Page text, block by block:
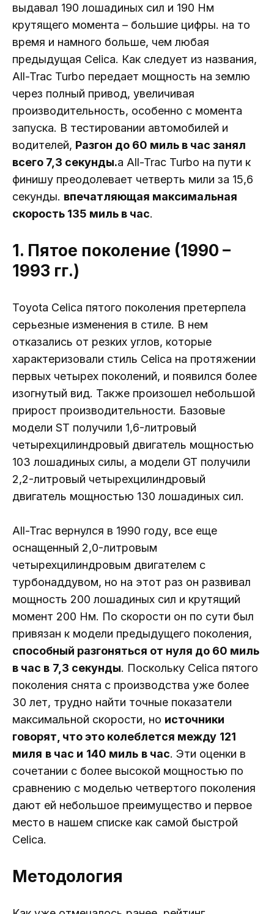
выдавал 190 лошадиных сил и 190 Нм
крутящего момента – большие цифры. на то
время и намного больше, чем любая
предыдущая Celica. Как следует из названия,
All-Trac Turbo передает мощность на землю
через полный привод, увеличивая
производительность, особенно с момента
запуска. В тестировании автомобилей и
водителей, Разгон до 60 миль в час занял
всего 7,3 секунды.а All-Trac Turbo на пути к
финишу преодолевает четверть мили за 15,6
секунды. впечатляющая максимальная
скорость 135 миль в час.
1. Пятое поколение (1990 –
1993 гг.)
Toyota Celica пятого поколения претерпела
серьезные изменения в стиле. В нем
отказались от резких углов, которые
характеризовали стиль Celica на протяжении
первых четырех поколений, и появился более
изогнутый вид. Также произошел небольшой
прирост производительности. Базовые
модели ST получили 1,6-литровый
четырехцилиндровый двигатель мощностью
103 лошадиных силы, а модели GT получили
2,2-литровый четырехцилиндровый
двигатель мощностью 130 лошадиных сил.
All-Trac вернулся в 1990 году, все еще
оснащенный 2,0-литровым
четырехцилиндровым двигателем с
турбонаддувом, но на этот раз он развивал
мощность 200 лошадиных сил и крутящий
момент 200 Нм. По скорости он по сути был
привязан к модели предыдущего поколения,
способный разгоняться от нуля до 60 миль
в час в 7,3 секунды. Поскольку Celica пятого
поколения снята с производства уже более
30 лет, трудно найти точные показатели
максимальной скорости, но источники
говорят, что это колеблется между 121
миля в час и 140 миль в час. Эти оценки в
сочетании с более высокой мощностью по
сравнению с моделью четвертого поколения
дают ей небольшое преимущество и первое
место в нашем списке как самой быстрой
Celica.
Методология